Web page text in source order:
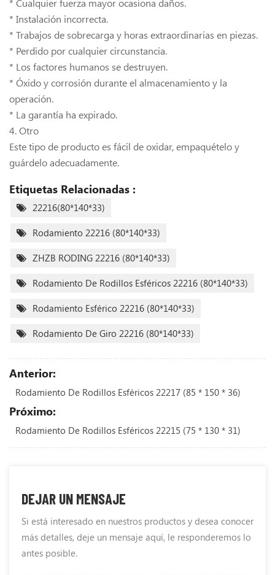
* Cualquier fuerza mayor ocasiona daños.
* Instalación incorrecta.
* Trabajos de sobrecarga y horas extraordinarias en piezas.
* Perdido por cualquier circunstancia.
* Los factores humanos se destruyen.
* Óxido y corrosión durante el almacenamiento y la
operación.
* La garantía ha expirado.
4. Otro
Este tipo de producto es fácil de oxidar, empaquételo y
guárdelo adecuadamente.
Etiquetas Relacionadas :
22216(80*140*33)
Rodamiento 22216 (80*140*33)
ZHZB RODING 22216 (80*140*33)
Rodamiento De Rodillos Esféricos 22216 (80*140*33)
Rodamiento Esférico 22216 (80*140*33)
Rodamiento De Giro 22216 (80*140*33)
Anterior:
Rodamiento De Rodillos Esféricos 22217 (85 * 150 * 36)
Próximo:
Rodamiento De Rodillos Esféricos 22215 (75 * 130 * 31)
DEJAR UN MENSAJE
Si está interesado en nuestros productos y desea conocer
más detalles, deje un mensaje aquí, le responderemos lo
antes posible.